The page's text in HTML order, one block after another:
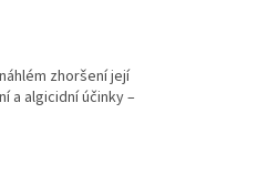
zhoršení její
a algicidní účinky –